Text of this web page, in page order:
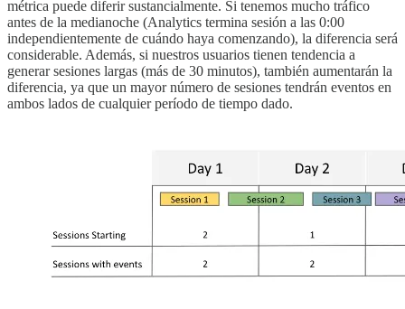
métrica puede diferir sustancialmente. Si tenemos mucho tráfico
antes de la medianoche (Analytics termina sesión a las 0:00
independientemente de cuándo haya comenzando), la diferencia será
considerable. Además, si nuestros usuarios tienen tendencia a
generar sesiones largas (más de 30 minutos), también aumentarán la
diferencia, ya que un mayor número de sesiones tendrán eventos en
ambos lados de cualquier período de tiempo dado.